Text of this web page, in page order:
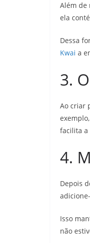
Além de
ela
Dessa
Kwai a
3.
Ao criar
facilita a
4.
Depois
Isso
não